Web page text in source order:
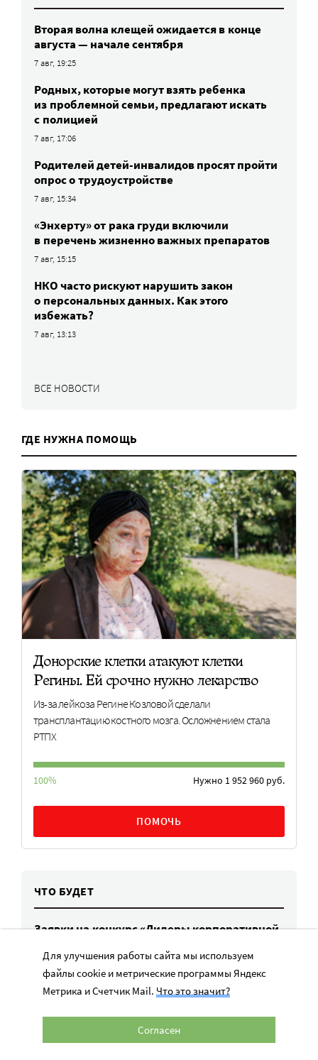
Вторая волна клещей ожидается в конце
августа — начале сентября
7 авг, 19:25
Родных, которые могут взять ребенка
из проблемной семьи, предлагают искать
с полицией
7 авг, 17:06
Родителей детей-инвалидов просят пройти
опрос о трудоустройстве
7 авг, 15:34
«Энхерту» от рака груди включили
в перечень жизненно важных препаратов
7 авг, 15:15
НКО часто рискуют нарушить закон
о персональных данных. Как этого
избежать?
7 авг, 13:13
ВСЕ НОВОСТИ
ГДЕ НУЖНА ПОМОЩЬ
Донорские клетки атакуют клетки
Регины. Ей срочно нужно лекарство
Из-за лейкоза Регине Козловой сделали
трансплантацию костного мозга. Осложнением стала
РТПХ
100% Нужно 1 952 960 руб.
ПОМОЧЬ
ЧТО БУДЕТ
Заявки на конкурс «Лидеры корпоративной
до 25 августа
25 июн. - 25 авг. 2026
канистерапии: поддерживаются
социальные проекты с участием
Для улучшения работы сайта мы используем
файлы cookie и метрические программы Яндекс
Метрика и Счетчик Mail. Что это значит?
Согласен